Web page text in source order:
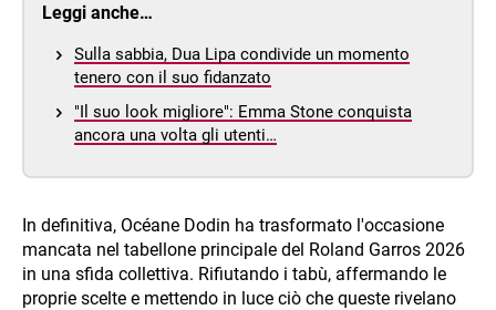
Leggi anche…
Sulla sabbia, Dua Lipa condivide un momento
tenero con il suo fidanzato
"Il suo look migliore": Emma Stone conquista
ancora una volta gli utenti…
In definitiva, Océane Dodin ha trasformato l'occasione
mancata nel tabellone principale del Roland Garros 2026
in una sfida collettiva. Rifiutando i tabù, affermando le
proprie scelte e mettendo in luce ciò che queste rivelano